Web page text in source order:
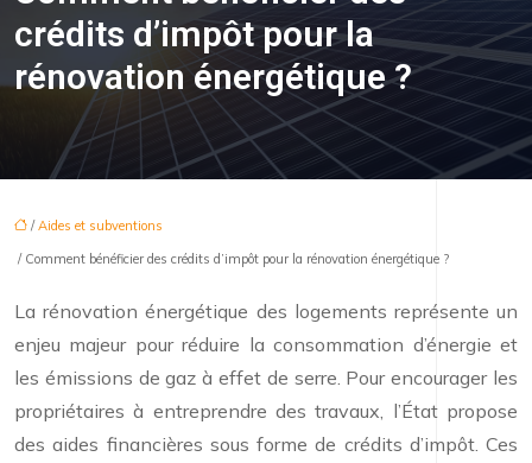
crédits d’impôt pour la
rénovation énergétique ?
/Aides et subventions
/ Comment bénéficier des crédits d’impôt pour la rénovation énergétique ?
La rénovation énergétique des logements représente un
enjeu majeur pour réduire la consommation d’énergie et
les émissions de gaz à effet de serre. Pour encourager les
propriétaires à entreprendre des travaux, l’État propose
des aides financières sous forme de crédits d’impôt. Ces